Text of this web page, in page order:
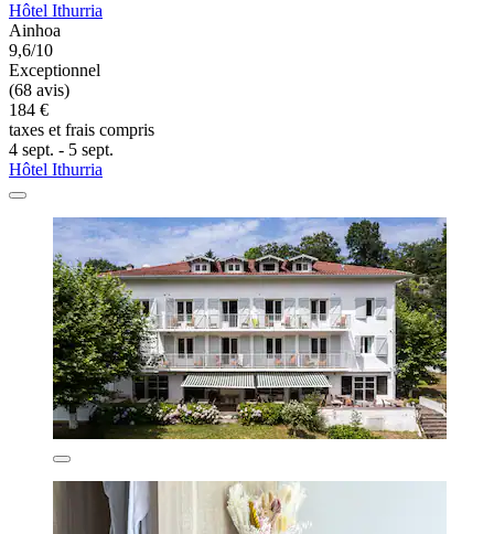
Hôtel Ithurria
Ainhoa
9,6/10
Exceptionnel
(68 avis)
184 €
taxes et frais compris
4 sept. - 5 sept.
Hôtel Ithurria